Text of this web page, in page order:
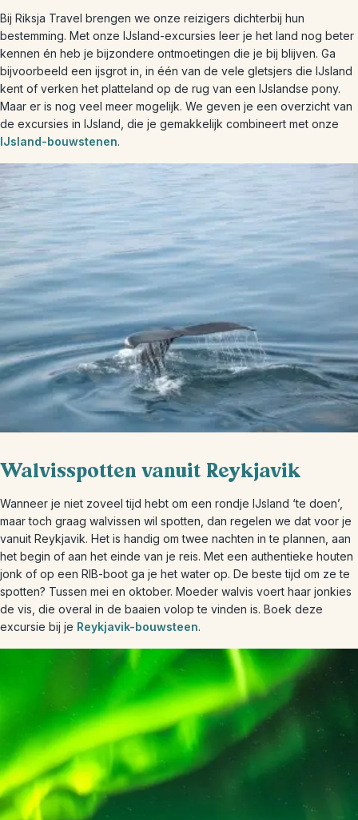
Bij Riksja Travel brengen we onze reizigers dichterbij hun
bestemming. Met onze IJsland-excursies leer je het land nog beter
kennen én heb je bijzondere ontmoetingen die je bij blijven. Ga
bijvoorbeeld een ijsgrot in, in één van de vele gletsjers die IJsland
kent of verken het platteland op de rug van een IJslandse pony.
Maar er is nog veel meer mogelijk. We geven je een overzicht van
de excursies in IJsland, die je gemakkelijk combineert met onze
IJsland-bouwstenen.
Walvisspotten vanuit Reykjavik
Wanneer je niet zoveel tijd hebt om een rondje IJsland ‘te doen’,
maar toch graag walvissen wil spotten, dan regelen we dat voor je
vanuit Reykjavik. Het is handig om twee nachten in te plannen, aan
het begin of aan het einde van je reis. Met een authentieke houten
jonk of op een RIB-boot ga je het water op. De beste tijd om ze te
spotten? Tussen mei en oktober. Moeder walvis voert haar jonkies
de vis, die overal in de baaien volop te vinden is. Boek deze
excursie bij je Reykjavik-bouwsteen.